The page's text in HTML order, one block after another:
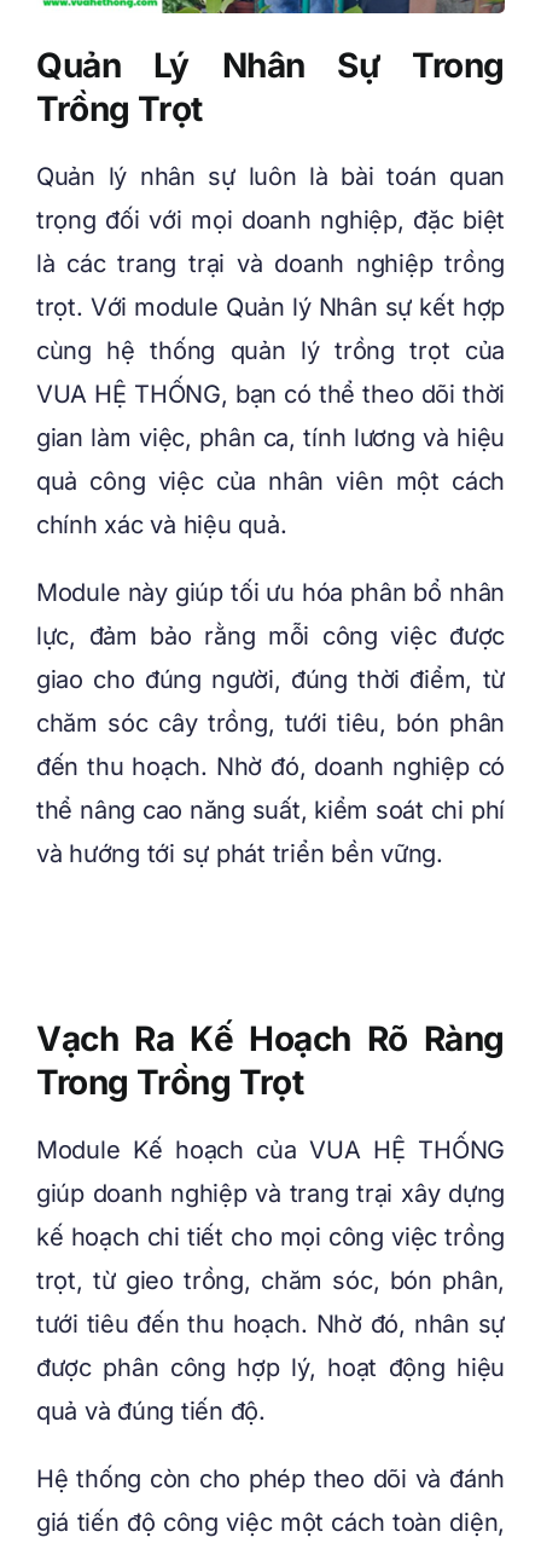
Quản Lý Nhân Sự Trong
Trồng Trọt
Quản lý nhân sự luôn là bài toán quan
trọng đối với mọi doanh nghiệp, đặc biệt
là các trang trại và doanh nghiệp trồng
trọt. Với module Quản lý Nhân sự kết hợp
cùng hệ thống quản lý trồng trọt của
VUA HỆ THỐNG, bạn có thể theo dõi thời
gian làm việc, phân ca, tính lương và hiệu
quả công việc của nhân viên một cách
chính xác và hiệu quả.
Module này giúp tối ưu hóa phân bổ nhân
lực, đảm bảo rằng mỗi công việc được
giao cho đúng người, đúng thời điểm, từ
chăm sóc cây trồng, tưới tiêu, bón phân
đến thu hoạch. Nhờ đó, doanh nghiệp có
thể nâng cao năng suất, kiểm soát chi phí
và hướng tới sự phát triển bền vững.
Vạch Ra Kế Hoạch Rõ Ràng
Trong Trồng Trọt
Module Kế hoạch của VUA HỆ THỐNG
giúp doanh nghiệp và trang trại xây dựng
kế hoạch chi tiết cho mọi công việc trồng
trọt, từ gieo trồng, chăm sóc, bón phân,
tưới tiêu đến thu hoạch. Nhờ đó, nhân sự
được phân công hợp lý, hoạt động hiệu
quả và đúng tiến độ.
Hệ thống còn cho phép theo dõi và đánh
giá tiến độ công việc một cách toàn diện,